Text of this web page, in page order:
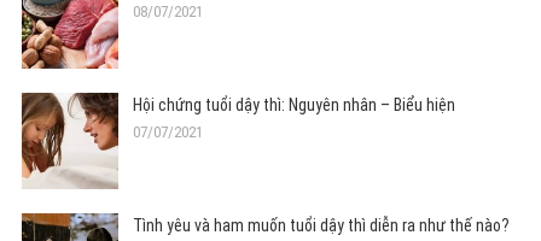
08/07/2021
Hội chứng tuổi dậy thì: Nguyên nhân – Biểu hiện
07/07/2021
Tình yêu và ham muốn tuổi dậy thì diễn ra như thế nào?